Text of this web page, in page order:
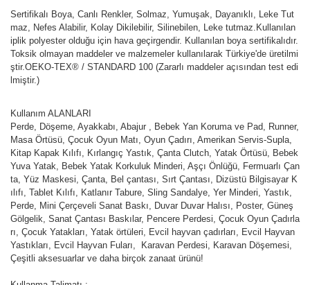
Sertifikalı Boya, Canlı Renkler, Solmaz, Yumuşak, Dayanıklı, Leke Tut
maz, Nefes Alabilir, Kolay Dikilebilir, Silinebilen, Leke tutmaz.Kullanılan
iplik polyester olduğu için hava geçirgendir. Kullanılan boya sertifikalıdır.
Toksik olmayan maddeler ve malzemeler kullanılarak Türkiye'de üretilmi
ştir.OEKO-TEX® / STANDARD 100 (Zararlı maddeler açısından test edi
lmiştir.)
Kullanım ALANLARI
Perde, Döşeme, Ayakkabı, Abajur , Bebek Yan Koruma ve Pad, Runner,
Masa Örtüsü, Çocuk Oyun Matı, Oyun Çadırı, Amerikan Servis-Supla,
Kitap Kapak Kılıfı, Kırlangıç Yastık, Çanta Clutch, Yatak Örtüsü, Bebek
Yuva Yatak, Bebek Yatak Korkuluk Minderi, Aşçı Önlüğü, Fermuarlı Çan
ta, Yüz Maskesi, Çanta, Bel çantası, Sırt Çantası, Dizüstü Bilgisayar K
ılıfı, Tablet Kılıfı, Katlanır Tabure, Sling Sandalye, Yer Minderi, Yastık,
Perde, Mini Çerçeveli Sanat Baskı, Duvar Duvar Halısı, Poster, Güneş
Gölgelik, Sanat Çantası Baskılar, Pencere Perdesi, Çocuk Oyun Çadırla
rı, Çocuk Yatakları, Yatak örtüleri, Evcil hayvan çadırları, Evcil Hayvan
Yastıkları, Evcil Hayvan Fuları, Karavan Perdesi, Karavan Döşemesi,
Çeşitli aksesuarlar ve daha birçok zanaat ürünü!